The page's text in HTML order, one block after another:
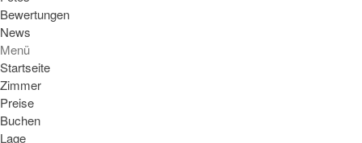
Bewertungen
News
Menü
Startseite
Zimmer
Preise
Buchen
Lage